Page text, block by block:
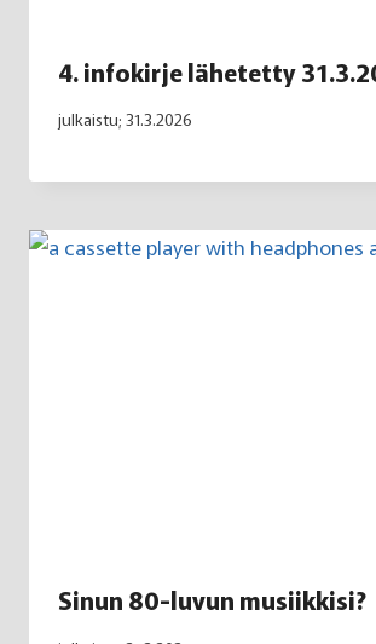
4. infokirje lähetetty
julkaistu; 31.3.2026
Sinun 80-luvun musiikkisi?